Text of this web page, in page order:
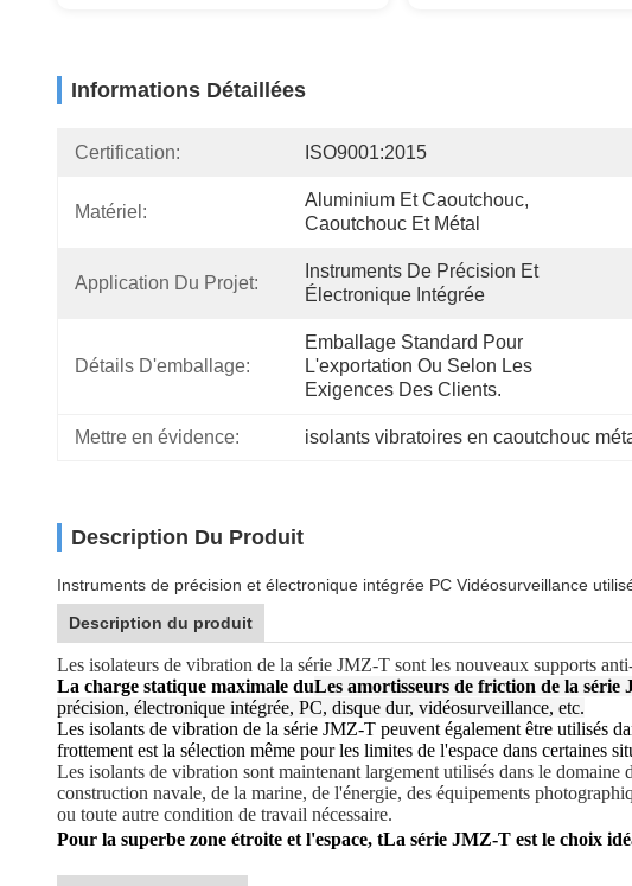
Informations Détaillées
Certification: ISO9001:2015
Matériel:
Aluminium Et Caoutchouc,
Caoutchouc Et Métal
Application Du Projet:
Instruments De Précision Et
Électronique Intégrée
Détails D'emballage:
Emballage Standard Pour
L'exportation Ou Selon Les
Exigences Des Clients.
Mettre en évidence: isolants vibratoires en caoutchouc
Description Du Produit
Instruments de précision et électronique intégrée PC Vidéosurveillance
Description du produit
Les isolateurs de vibration de la série JMZ-T sont les nouveaux supports
La charge statique maximale duLes amortisseurs de friction de la série
précision, électronique intégrée, PC, disque dur, vidéosurveillance, etc.
Les isolants de vibration de la série JMZ-T peuvent également être utilisés
frottement est la sélection même pour les limites de l'espace dans certaines
Les isolants de vibration sont maintenant largement utilisés dans le
construction navale, de la marine, de l'énergie, des équipements
ou toute autre condition de travail nécessaire.
Pour la superbe zone étroite et l'espace, tLa série JMZ-T est le choix